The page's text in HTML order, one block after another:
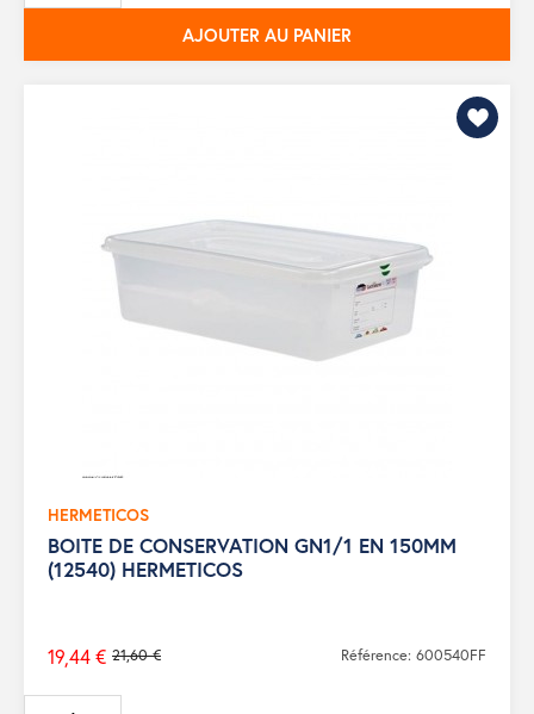
AJOUTER AU PANIER
HERMETICOS
BOITE DE CONSERVATION GN1/1 EN 150MM
(12540) HERMETICOS
Prix
de
21,60 €
19,44 € Référence: 600540FF